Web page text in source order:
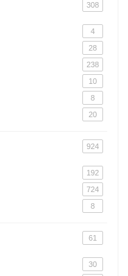
308
4
28
238
10
8
20
924
192
724
8
61
30